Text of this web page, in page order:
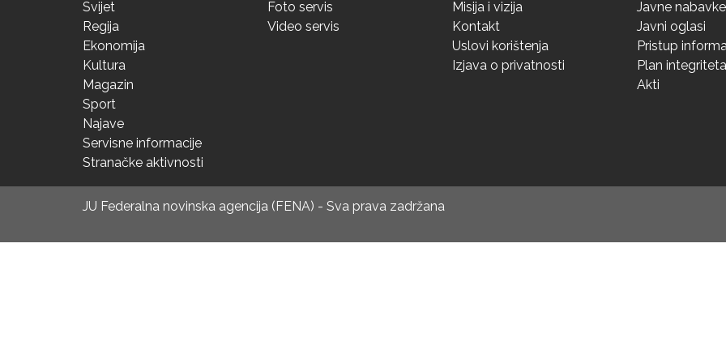
Svijet
Regija
Ekonomija
Kultura
Magazin
Sport
Najave
Servisne informacije
Stranačke aktivnosti
Foto servis
Video servis
Misija i vizija
Kontakt
Uslovi korištenja
Izjava o privatnosti
Javne nabavke
Javni oglasi
Pristup
Plan integriteta
Akti
JU Federalna novinska agencija (FENA) - Sva prava zadržana